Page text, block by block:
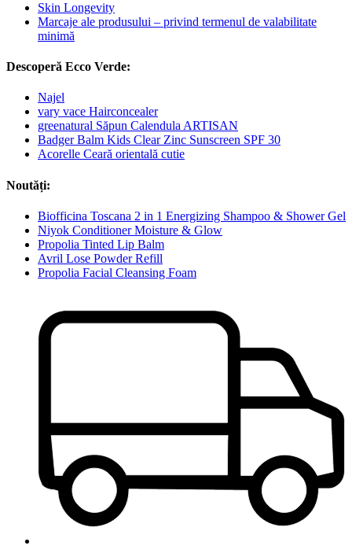
Skin Longevity
Marcaje ale produsului – privind termenul de valabilitate
minimă
Descoperă Ecco Verde:
Najel
vary vace Hairconcealer
greenatural Săpun Calendula ARTISAN
Badger Balm Kids Clear Zinc Sunscreen SPF 30
Acorelle Ceară orientală cutie
Noutăți:
Biofficina Toscana 2 in 1 Energizing Shampoo & Shower Gel
Niyok Conditioner Moisture & Glow
Propolia Tinted Lip Balm
Avril Lose Powder Refill
Propolia Facial Cleansing Foam